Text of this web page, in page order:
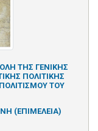
ΤΗΣ ΓΕΝΙΚΗΣ
ΠΟΛΙΤΙΚΗΣ
ΤΟΥ
(ΕΠΙΜΕΛΕΙΑ)